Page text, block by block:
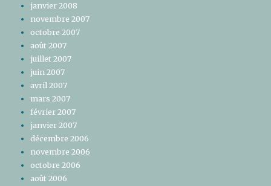
janvier 2008
novembre 2007
octobre 2007
août 2007
juillet 2007
juin 2007
avril 2007
mars 2007
février 2007
janvier 2007
décembre 2006
novembre 2006
octobre 2006
août 2006